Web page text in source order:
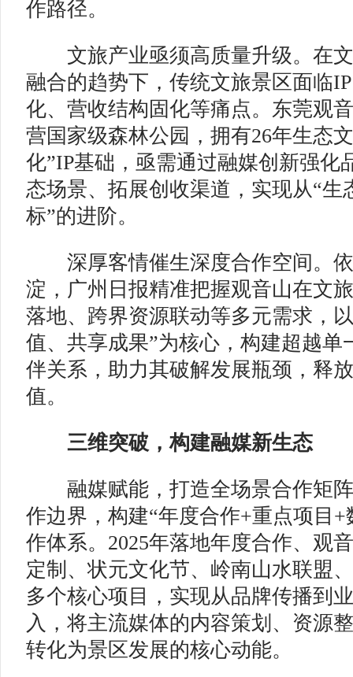
作路径。
文旅产业亟须高质量升级。在文
融合的趋势下，传统文旅景区面临
化、营收结构固化等痛点。东莞观
营国家级森林公园，拥有26年生态
化”IP基础，亟需通过融媒创新强化
态场景、拓展创收渠道，实现从“生
标”的进阶。
深厚客情催生深度合作空间。依
淀，广州日报精准把握观音山在文
落地、跨界资源联动等多元需求，
值、共享成果”为核心，构建超越单
伴关系，助力其破解发展瓶颈，释
值。
三维突破，构建融媒新生态
融媒赋能，打造全场景合作矩阵
作边界，构建“年度合作+重点项目
作体系。2025年落地年度合作、观
定制、状元文化节、岭南山水联盟
多个核心项目，实现从品牌传播到
入，将主流媒体的内容策划、资源
转化为景区发展的核心动能。